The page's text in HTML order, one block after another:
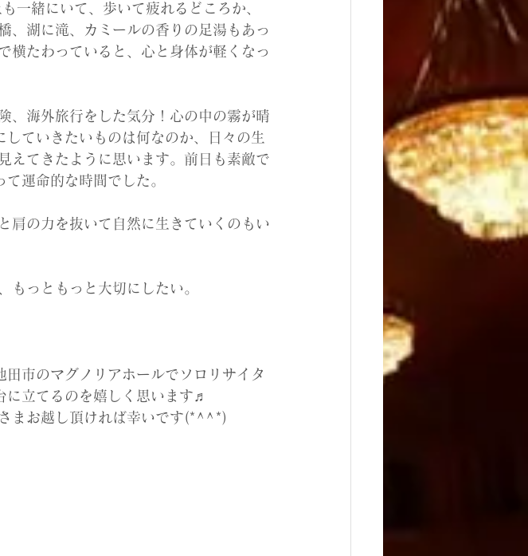
一緒にいて、歩いて疲れるどころか、
、湖に滝、カミールの香りの足湯もあっ
横たわっていると、心と身体が軽くなっ
、海外旅行をした気分！心の中の霧が晴
ていきたいものは何なのか、日々の生
えてきたように思います。前日も素敵で
運命的な時間でした。
肩の力を抜いて自然に生きていくのもい
もっともっと大切にしたい。
市のマグノリアホールでソロリサイタ
に立てるのを嬉しく思います♬
まお越し頂ければ幸いです(*^^*)